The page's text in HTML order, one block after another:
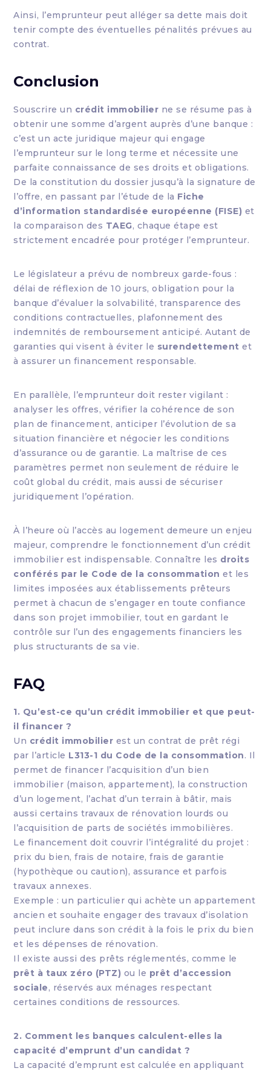
Ainsi, l’emprunteur peut alléger sa dette mais doit
tenir compte des éventuelles pénalités prévues au
contrat.
Conclusion
Souscrire un crédit immobilier ne se résume pas à
obtenir une somme d’argent auprès d’une banque :
c’est un acte juridique majeur qui engage
l’emprunteur sur le long terme et nécessite une
parfaite connaissance de ses droits et obligations.
De la constitution du dossier jusqu’à la signature de
l’offre, en passant par l’étude de la Fiche
d’information standardisée européenne (FISE) et
la comparaison des TAEG, chaque étape est
strictement encadrée pour protéger l’emprunteur.
Le législateur a prévu de nombreux garde-fous :
délai de réflexion de 10 jours, obligation pour la
banque d’évaluer la solvabilité, transparence des
conditions contractuelles, plafonnement des
indemnités de remboursement anticipé. Autant de
garanties qui visent à éviter le surendettement et
à assurer un financement responsable.
En parallèle, l’emprunteur doit rester vigilant :
analyser les offres, vérifier la cohérence de son
plan de financement, anticiper l’évolution de sa
situation financière et négocier les conditions
d’assurance ou de garantie. La maîtrise de ces
paramètres permet non seulement de réduire le
coût global du crédit, mais aussi de sécuriser
juridiquement l’opération.
À l’heure où l’accès au logement demeure un enjeu
majeur, comprendre le fonctionnement d’un crédit
immobilier est indispensable. Connaître les droits
conférés par le Code de la consommation et les
limites imposées aux établissements prêteurs
permet à chacun de s’engager en toute confiance
dans son projet immobilier, tout en gardant le
contrôle sur l’un des engagements financiers les
plus structurants de sa vie.
FAQ
1. Qu’est-ce qu’un crédit immobilier et que peut-
il financer ?
Un crédit immobilier est un contrat de prêt régi
par l’article L313-1 du Code de la consommation. Il
permet de financer l’acquisition d’un bien
immobilier (maison, appartement), la construction
d’un logement, l’achat d’un terrain à bâtir, mais
aussi certains travaux de rénovation lourds ou
l’acquisition de parts de sociétés immobilières.
Le financement doit couvrir l’intégralité du projet :
prix du bien, frais de notaire, frais de garantie
(hypothèque ou caution), assurance et parfois
travaux annexes.
Exemple : un particulier qui achète un appartement
ancien et souhaite engager des travaux d’isolation
peut inclure dans son crédit à la fois le prix du bien
et les dépenses de rénovation.
Il existe aussi des prêts réglementés, comme le
prêt à taux zéro (PTZ) ou le prêt d’accession
sociale, réservés aux ménages respectant
certaines conditions de ressources.
2. Comment les banques calculent-elles la
capacité d’emprunt d’un candidat ?
La capacité d’emprunt est calculée en appliquant